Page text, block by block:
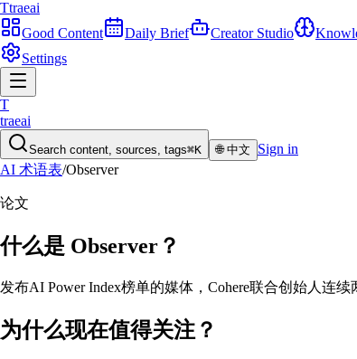
Ttraeai
Good Content
Daily Brief Creator Studio
Settings
T
traeai
Search content, sources, tags⌘K 🌐中文
Sign in
AI 术语表/Observer
论文
什么是 Observer ？
发布AI Power Index榜单的媒体，Cohere联合创始人连续
为什么现在值得关注？